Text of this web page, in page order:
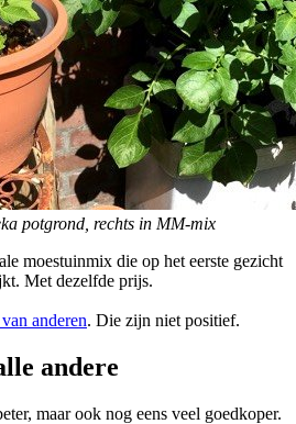
potgrond, rechts in MM-mix
moestuinmix die op het eerste gezicht
Met dezelfde prijs.
anderen. Die zijn niet positief.
andere
maar ook nog eens veel goedkoper.